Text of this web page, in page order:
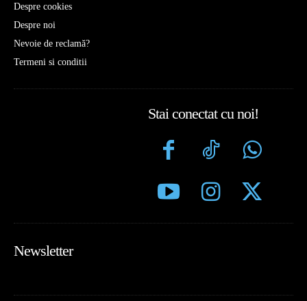
Despre cookies
Despre noi
Nevoie de reclamă?
Termeni si conditii
Stai conectat cu noi!
Newsletter